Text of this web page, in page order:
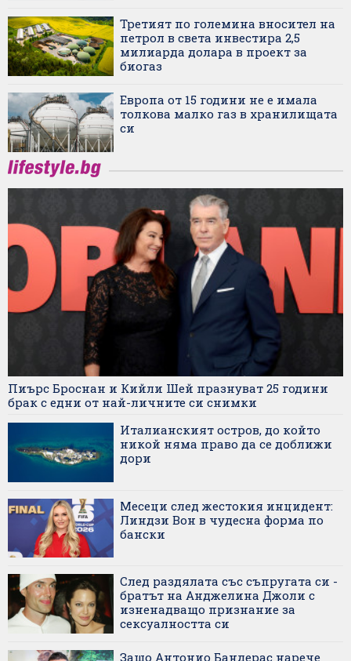
Третият по големина вносител на
петрол в света инвестира 2,5
милиарда долара в проект за
биогаз
Европа от 15 години не е имала
толкова малко газ в хранилищата
си
Пиърс Броснан и Кийли Шей празнуват 25 години
брак с едни от най-личните си снимки
Италианският остров, до който
никой няма право да се доближи
дори
Месеци след жестокия инцидент:
Линдзи Вон в чудесна форма по
бански
След раздялата със съпругата си -
братът на Анджелина Джоли с
изненадващо признание за
сексуалността си
Защо Антонио Бандерас нарече